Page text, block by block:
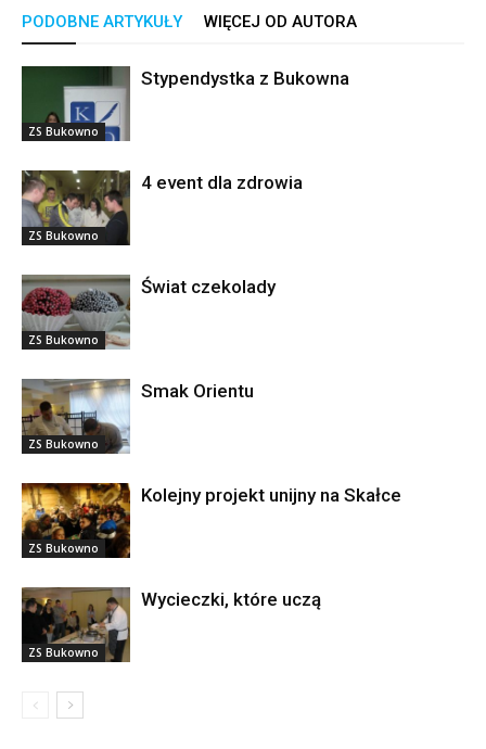
PODOBNE ARTYKUŁY WIĘCEJ OD AUTORA
ZS Bukowno
Stypendystka z Bukowna
ZS Bukowno
4 event dla zdrowia
ZS Bukowno
Świat czekolady
ZS Bukowno
Smak Orientu
ZS Bukowno
Kolejny projekt unijny na Skałce
ZS Bukowno
Wycieczki, które uczą